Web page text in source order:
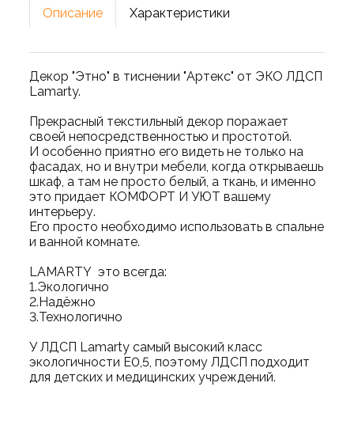
Описание Характеристики
Декор "Этно" в тиснении "Артекс" от ЭКО ЛДСП
Lamarty.
Прекрасный текстильный декор поражает
своей непосредственностью и простотой.
И особенно приятно его видеть не только на
фасадах, но и внутри мебели, когда открываешь
шкаф, а там не просто белый, а ткань, и именно
это придает КОМФОРТ И УЮТ вашему
интерьеру.
Его просто необходимо использовать в спальне
и ванной комнате.
LAMARTY это всегда:
1.Экологично
2.Надёжно
3.Технологично
У ЛДСП Lamarty самый высокий класс
экологичности Е0,5, поэтому ЛДСП подходит
для детских и медицинских учреждений.